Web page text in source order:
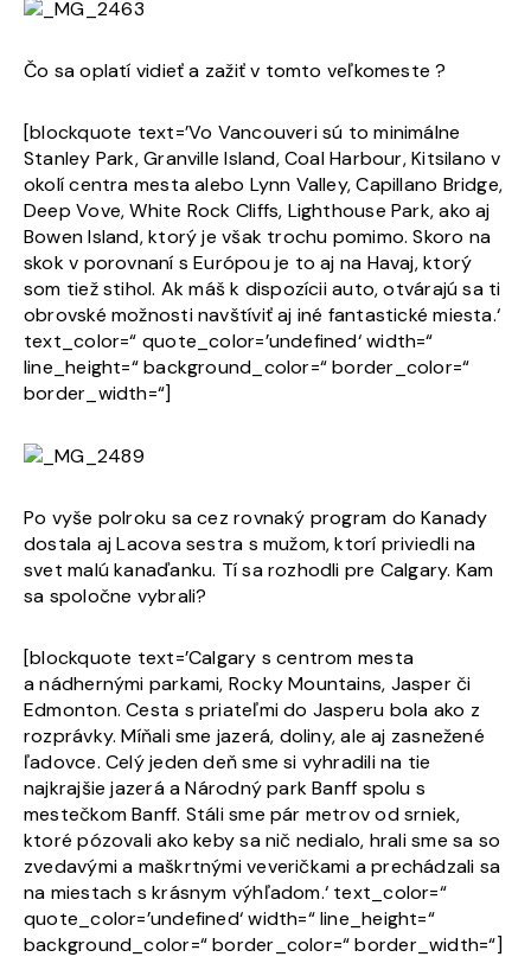
Čo sa oplatí vidieť a zažiť v tomto veľkomeste ?
[blockquote text=’Vo Vancouveri sú to minimálne
Stanley Park, Granville Island, Coal Harbour, Kitsilano v
okolí centra mesta alebo Lynn Valley, Capillano Bridge,
Deep Vove, White Rock Cliffs, Lighthouse Park, ako aj
Bowen Island, ktorý je však trochu pomimo. Skoro na
skok v porovnaní s Európou je to aj na Havaj, ktorý
som tiež stihol. Ak máš k dispozícii auto, otvárajú sa ti
obrovské možnosti navštíviť aj iné fantastické miesta.‘
text_color=“ quote_color=’undefined‘ width=“
line_height=“ background_color=“ border_color=“
border_width=“]
Po vyše polroku sa cez rovnaký program do Kanady
dostala aj Lacova sestra s mužom, ktorí priviedli na
svet malú kanaďanku. Tí sa rozhodli pre Calgary. Kam
sa spoločne vybrali?
[blockquote text=’Calgary s centrom mesta
a nádhernými parkami, Rocky Mountains, Jasper či
Edmonton. Cesta s priateľmi do Jasperu bola ako z
rozprávky. Míňali sme jazerá, doliny, ale aj zasnežené
ľadovce. Celý jeden deň sme si vyhradili na tie
najkrajšie jazerá a Národný park Banff spolu s
mestečkom Banff. Stáli sme pár metrov od srniek,
ktoré pózovali ako keby sa nič nedialo, hrali sme sa so
zvedavými a maškrtnými veveričkami a prechádzali sa
na miestach s krásnym výhľadom.‘ text_color=“
quote_color=’undefined‘ width=“ line_height=“
background_color=“ border_color=“ border_width=“]